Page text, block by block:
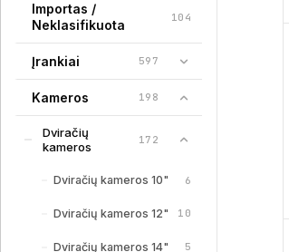
Importas /
Neklasifikuota
104
Įrankiai 597
Kameros 198
Dviračių
kameros
172
Dviračių kameros 10" 6
Dviračių kameros 12" 10
Dviračių kameros 14" 5